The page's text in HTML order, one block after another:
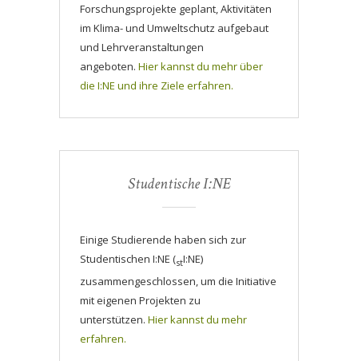
Forschungsprojekte geplant, Aktivitäten
im Klima- und Umweltschutz aufgebaut
und Lehrveranstaltungen
angeboten. Hier kannst du mehr über
die I:NE und ihre Ziele erfahren.
Studentische I:NE
Einige Studierende haben sich zur
Studentischen I:NE (stI:NE)
zusammengeschlossen, um die Initiative
mit eigenen Projekten zu
unterstützen. Hier kannst du mehr
erfahren.